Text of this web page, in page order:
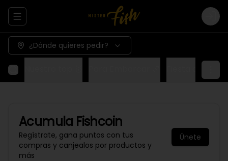
Abrir menu de navegación Login
¿Dónde quieres pedir?
Acumula Fishcoin
Regístrate, gana puntos con tus
compras y canjealos por productos y
más
Únete